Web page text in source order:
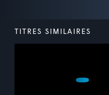
TITRES SIMILAIRES